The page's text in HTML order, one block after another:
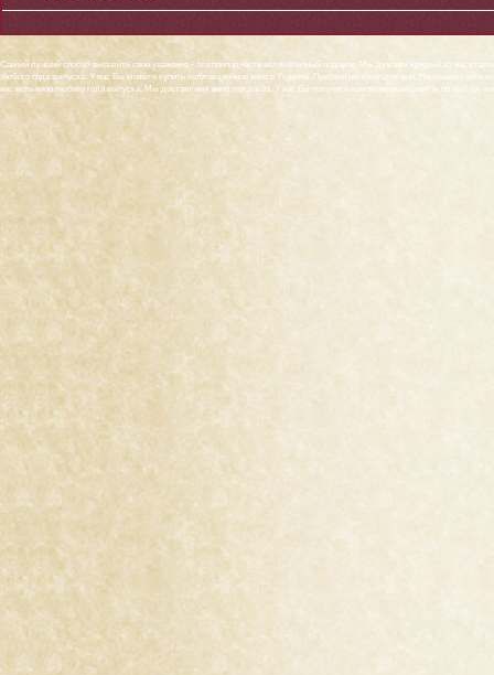
Самый лучший способ выразить свое уважение - это преподнести великолепный подарок. Мы думаем каждый из нас
любого года выпуска. У нас Вы можете купить коллекционное вино в Украине. Просмотреть каталог вин
. На нашем сайте
нас есть вино любого года выпуска. Мы доставляем вино под заказ. У нас Вы получите компетентные советы по выбору